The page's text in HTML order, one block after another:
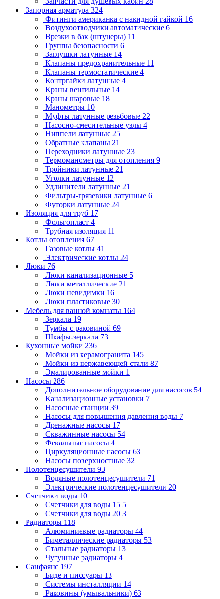
Запорная арматура 324
Фитинги американка с накидной гайкой 16
Воздухоотводчики автоматические 6
Врезки в бак (штуцеры) 11
Группы безопасности 6
Заглушки латунные 14
Клапаны предохранительные 11
Клапаны термостатические 4
Контргайки латунные 4
Краны вентильные 14
Краны шаровые 18
Манометры 10
Муфты латунные резьбовые 22
Насосно-смесительные узлы 4
Ниппели латунные 25
Обратные клапаны 21
Переходники латунные 23
Термоманометры для отопления 9
Тройники латунные 21
Уголки латунные 12
Удлинители латунные 21
Фильтры-грязевики латунные 6
Футорки латунные 24
Изоляция для труб 17
Фольгопласт 4
Трубная изоляция 11
Котлы отопления 67
Газовые котлы 41
Электрические котлы 24
Люки 76
Люки канализационные 5
Люки металлические 21
Люки невидимки 16
Люки пластиковые 30
Мебель для ванной комнаты 164
Зеркала 19
Тумбы с раковиной 69
Шкафы-зеркала 73
Кухонные мойки 236
Мойки из керамогранита 145
Мойки из нержавеющей стали 87
Эмалированные мойки 1
Насосы 286
Дополнительное оборудование для насосов 54
Канализационные установки 7
Насосные станции 39
Насосы для повышения давления воды 7
Дренажные насосы 17
Скважинные насосы 54
Фекальные насосы 4
Циркуляционные насосы 63
Насосы поверхностные 32
Полотенцесушители 93
Водяные полотенцесушители 71
Электрические полотенцесушители 20
Счетчики воды 10
Счетчики для воды 15 5
Счетчики для воды 20 3
Радиаторы 118
Алюминиевые радиаторы 44
Биметаллические радиаторы 53
Стальные радиаторы 13
Чугунные радиаторы 4
Санфаянс 197
Биде и писсуары 13
Системы инсталляции 14
Раковины (умывальники) 63